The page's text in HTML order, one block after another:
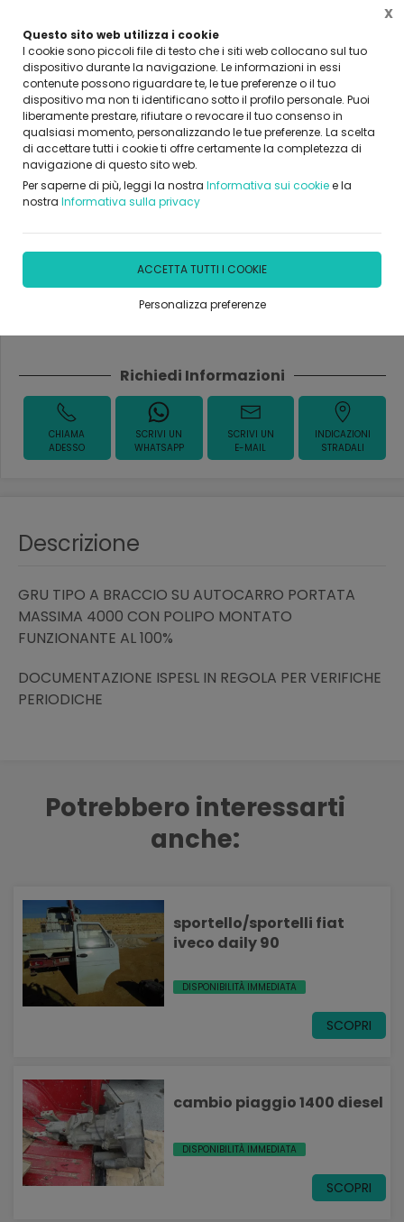
Questo sito web utilizza i cookie
I cookie sono piccoli file di testo che i siti web collocano sul tuo
dispositivo durante la navigazione. Le informazioni in essi
contenute possono riguardare te, le tue preferenze o il tuo
dispositivo ma non ti identificano sotto il profilo personale. Puoi
liberamente prestare, rifiutare o revocare il tuo consenso in
qualsiasi momento, personalizzando le tue preferenze. La scelta
di accettare tutti i cookie ti offre certamente la completezza di
navigazione di questo sito web.
Per saperne di più, leggi la nostra Informativa sui cookiee la
nostra Informativa sulla privacy
ACCETTA TUTTI I COOKIE
Personalizza preferenze
X
Home Prodotti & Servizi Ricambi veicoli commerciali
GRU TIPO SU AUTOCARRO
IRON POWER SRL ILC 400
DISPONIBILITÀ IMMEDIATA
Richiedi Informazioni
CHIAMA
ADESSO
SCRIVI UN
WHATSAPP
SCRIVI UN
E-MAIL
INDICAZIONI
STRADALI
Descrizione
GRU TIPO A BRACCIO SU AUTOCARRO PORTATA
MASSIMA 4000 CON POLIPO MONTATO
FUNZIONANTE AL 100%
DOCUMENTAZIONE ISPESL IN REGOLA PER VERIFICHE
PERIODICHE
Potrebbero interessarti
anche:
sportello/sportelli fiat
iveco daily 90
DISPONIBILITÀ IMMEDIATA
SCOPRI
cambio piaggio 1400 diesel
DISPONIBILITÀ IMMEDIATA
SCOPRI